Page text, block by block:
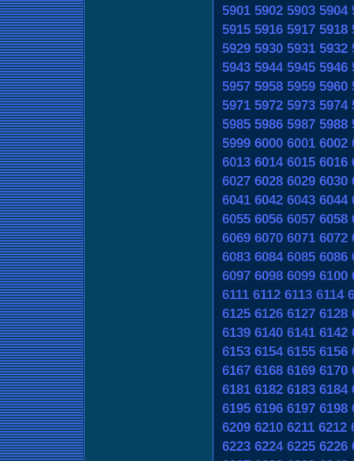
5901 5902 5903 5904
5915 5916 5917 5918
5929 5930 5931 5932
5943 5944 5945 5946
5957 5958 5959 5960
5971 5972 5973 5974
5985 5986 5987 5988
5999 6000 6001 6002
6013 6014 6015 6016
6027 6028 6029 6030
6041 6042 6043 6044
6055 6056 6057 6058
6069 6070 6071 6072
6083 6084 6085 6086
6097 6098 6099 6100
6111 6112 6113 6114
6125 6126 6127 6128
6139 6140 6141 6142
6153 6154 6155 6156
6167 6168 6169 6170
6181 6182 6183 6184
6195 6196 6197 6198
6209 6210 6211 6212
6223 6224 6225 6226